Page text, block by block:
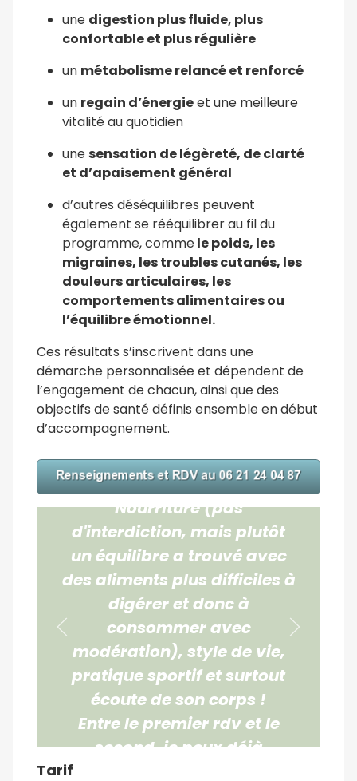
une digestion plus fluide, plus
confortable et plus régulière
un métabolisme relancé et renforcé
un regain d’énergieet une meilleure
vitalité au quotidien
unesensation de légèreté, de clarté
et d’apaisement général
d’autres déséquilibres peuvent
également se rééquilibrer au fil du
programme, commele poids, les
migraines, les troubles cutanés, les
douleurs articulaires, les
comportements alimentaires ou
l’équilibre émotionnel.
Ces résultats s’inscrivent dans une
démarche personnalisée et dépendent de
l’engagement de chacun, ainsi que des
objectifs de santé définis ensemble en début
d’accompagnement.
Ludmilla
« Très à l'écoute, Haiyun
transmet tout son savoir
pour m'aider à améliorer
mon quotidien.
Nourriture (pas
d'interdiction, mais plutôt
un équilibre a trouvé avec
des aliments plus difficiles à
digérer et donc à
consommer avec
modération), style de vie,
pratique sportif et surtout
écoute de son corps !
Entre le premier rdv et le
second, je peux déjà
Tarif